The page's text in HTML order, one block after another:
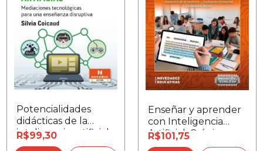
Potencialidades
didácticas de la
inteligencia artificial
R$99,30
Enseñar y aprender
con Inteligencia
Artificial. Crónicas
desde el aula
R$101,75